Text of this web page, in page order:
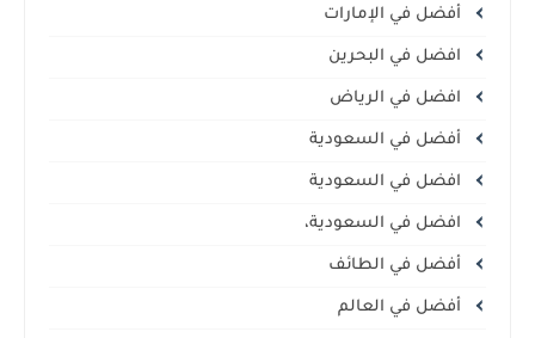
أفضل في الإمارات
افضل في البحرين
افضل في الرياض
أفضل في السعودية
افضل في السعودية
افضل في السعودية،
أفضل في الطائف
أفضل في العالم